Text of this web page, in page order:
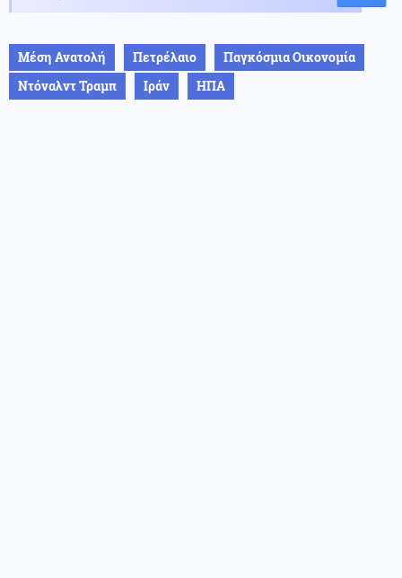
Μέση Ανατολή Πετρέλαιο
Παγκόσμια Οικονομία
Ντόναλντ Τραμπ
Ιράν ΗΠΑ